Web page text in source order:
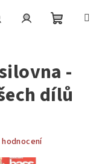
košík
-
dílů